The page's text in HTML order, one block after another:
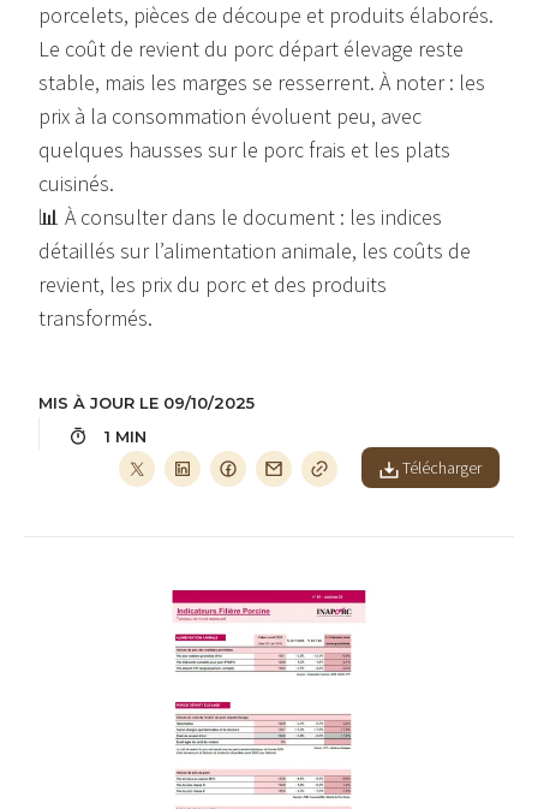
porcelets, pièces de découpe et produits élaborés.
Le coût de revient du porc départ élevage reste
stable, mais les marges se resserrent. À noter : les
prix à la consommation évoluent peu, avec
quelques hausses sur le porc frais et les plats
cuisinés.
📊 À consulter dans le document : les indices
détaillés sur l’alimentation animale, les coûts de
revient, les prix du porc et des produits
transformés.
MIS À JOUR LE 09/10/2025
1 MIN
Télécharger